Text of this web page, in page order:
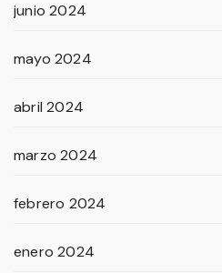
junio 2024
mayo 2024
abril 2024
marzo 2024
febrero 2024
enero 2024